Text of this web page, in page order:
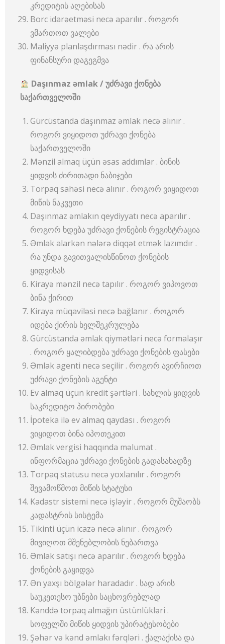
კრედიტის აღებისას
Borc idarəetməsi necə aparılır . როგორ
ვმართოთ ვალები
Maliyyə planlaşdırması nədir . რა არის
ფინანსური დაგეგმვა
Daşınmaz əmlak /უძრავი ქონება
საქართველოში
Gürcüstanda daşınmaz əmlak necə alınır .
როგორ ვიყიდოთ უძრავი ქონება
საქართველოში
Mənzil almaq üçün əsas addımlar . ბინის
ყიდვის ძირითადი ნაბიჯები
Torpaq sahəsi necə alınır . როგორ ვიყიდოთ
მიწის ნაკვეთი
Daşınmaz əmlakın qeydiyyatı necə aparılır .
როგორ ხდება უძრავი ქონების რეგისტრაცია
Əmlak alarkən nələrə diqqət etmək lazımdır .
რა უნდა გავითვალისწინოთ ქონების
ყიდვისას
Kirayə mənzil necə tapılır . როგორ ვიპოვოთ
ბინა ქირით
Kirayə müqaviləsi necə bağlanır . როგორ
იდება ქირის ხელშეკრულება
Gürcüstanda əmlak qiymətləri necə formalaşır
. როგორ ყალიბდება უძრავი ქონების ფასები
Əmlak agenti necə seçilir . როგორ ავირჩიოთ
უძრავი ქონების აგენტი
Ev almaq üçün kredit şərtləri . სახლის ყიდვის
საკრედიტო პირობები
İpoteka ilə ev almaq qaydası . როგორ
ვიყიდოთ ბინა იპოთეკით
Əmlak vergisi haqqında məlumat .
ინფორმაცია უძრავი ქონების გადასახადზე
Torpaq statusu necə yoxlanılır . როგორ
შევამოწმოთ მიწის სტატუსი
Kadastr sistemi necə işləyir . როგორ მუშაობს
კადასტრის სისტემა
Tikinti üçün icazə necə alınır . როგორ
მივიღოთ მშენებლობის ნებართვა
Əmlak satışı necə aparılır . როგორ ხდება
ქონების გაყიდვა
Ən yaxşı bölgələr haradadır . სად არის
საუკეთესო უბნები საცხოვრებლად
Kənddə torpaq almağın üstünlükləri .
სოფელში მიწის ყიდვის უპირატესობები
Şəhər və kənd əmlakı fərqləri . ქალაქისა და